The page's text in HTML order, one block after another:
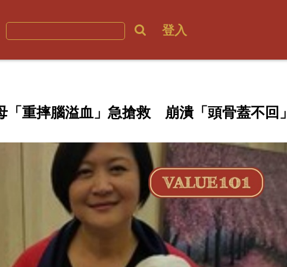
登入
「重摔腦溢血」急搶救 崩潰「頭骨蓋不回